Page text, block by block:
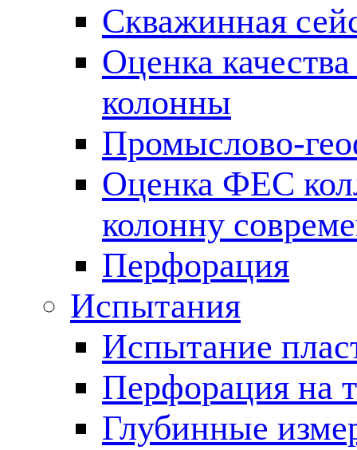
Скважинная
Оценка
колонны
Промыслово-
Оценка ФЕС
колонну
Перфорация
Испытания
Испытание
Перфорация на
Глубинные